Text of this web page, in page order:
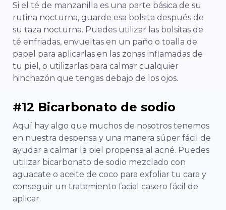
Si el té de manzanilla es una parte básica de su
rutina nocturna, guarde esa bolsita después de
su taza nocturna. Puedes utilizar las bolsitas de
té enfriadas, envueltas en un paño o toalla de
papel para aplicarlas en las zonas inflamadas de
tu piel, o utilizarlas para calmar cualquier
hinchazón que tengas debajo de los ojos.
#12 Bicarbonato de sodio
Aquí hay algo que muchos de nosotros tenemos
en nuestra despensa y una manera súper fácil de
ayudar a calmar la piel propensa al acné. Puedes
utilizar bicarbonato de sodio mezclado con
aguacate o aceite de coco para exfoliar tu cara y
conseguir un tratamiento facial casero fácil de
aplicar.